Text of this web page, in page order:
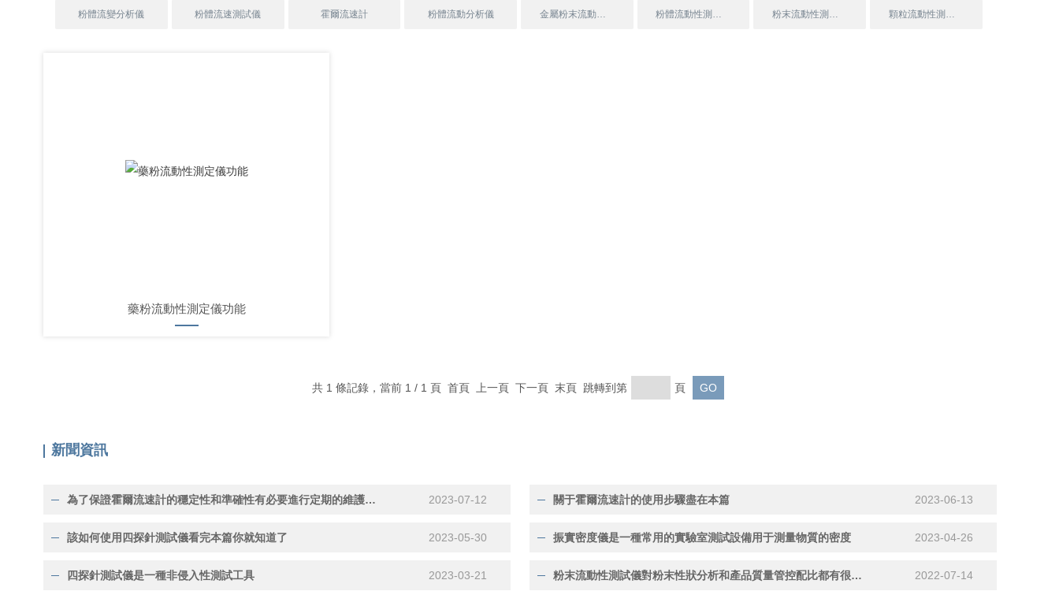
粉體流變分析儀 粉體流速測試儀 霍爾流速計 粉體流動分析儀 金屬粉末流動性測試儀
藥粉流動性測定儀功能
共 1 條記錄，當前 1 / 1 頁 首頁 上一頁 下一頁 末頁 跳轉到第 頁
新聞資訊
為了保證霍爾流速計的穩定性和準確性有必要進行定期的維護保養 2023-07-12 關于霍爾流速計的使用步驟盡在本篇 2023-06-13
該如何使用四探針測試儀看完本篇你就知道了 2023-05-30 振實密度儀是一種常用的實驗室測試設備用于測量物質的密度 2023-04-26
四探針測試儀是一種非侵入性測試工具 2023-03-21 粉末流動性測試儀對粉末性狀分析和產品質量管控配比都有很好的提升 2022-07-14